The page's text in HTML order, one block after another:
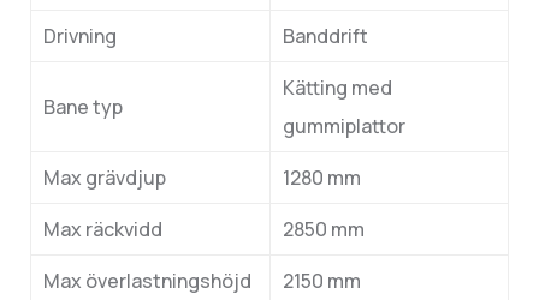
Drivning
Banddrift
Bane typ
Kätting med
gummiplattor
Max grävdjup
1280 mm
Max räckvidd
2850 mm
Max överlastningshöjd
2150 mm